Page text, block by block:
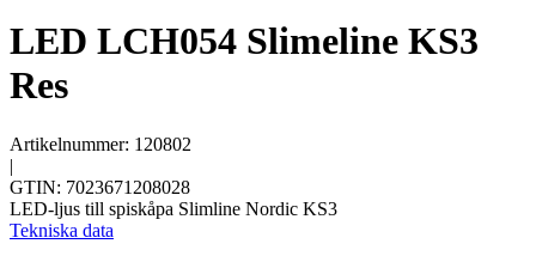
LED LCH054 Slimeline KS3
Res
Artikelnummer: 120802
|
GTIN: 7023671208028
LED-ljus till spiskåpa Slimline Nordic KS3
Tekniska data